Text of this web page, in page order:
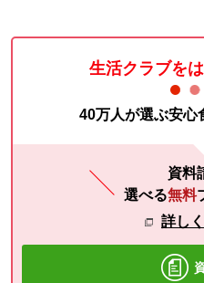
生活クラブを
40万人が選ぶ安心
資料
選べる無料
詳し